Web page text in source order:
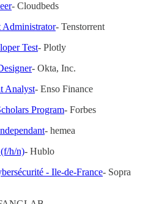
- Cloudbeds
Administrator- Tenstorrent
Test- Plotly
- Okta, Inc.
Analyst- Enso Finance
Program- Forbes
- hemea
h/n)- Hublo
- Ile-de-France- Sopra